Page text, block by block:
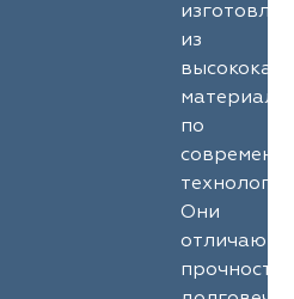
из
по
Они